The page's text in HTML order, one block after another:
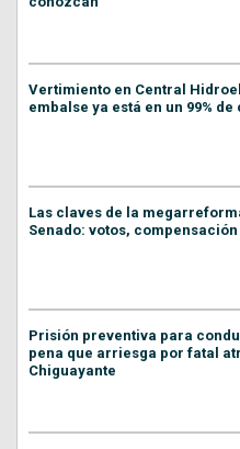
Vertimiento en Central
embalse ya está en un 99%
Las claves de la
Senado: votos,
Prisión preventiva para
pena que arriesga por fatal
Chiguayante